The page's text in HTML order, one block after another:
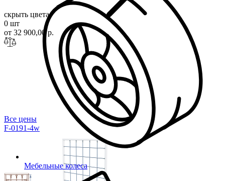
Мебельные колеса
скрыть цвета
0 шт
от 32 900,00 р.
Все цены
F-0191-4w